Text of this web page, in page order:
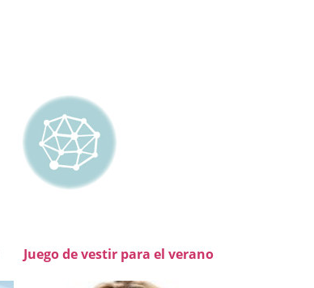
Juego de vestir para el verano